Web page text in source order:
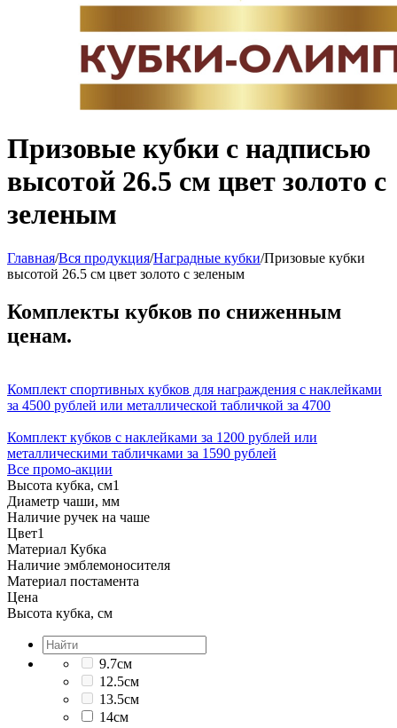
Призовые кубки с надписью
высотой 26.5 см цвет золото с
зеленым
Главная/Вся продукция/Наградные кубки/Призовые кубки
высотой 26.5 см цвет золото с зеленым
Комплекты кубков по сниженным
ценам.
Комплект спортивных кубков для награждения с наклейками
за 4500 рублей или металлической табличкой за 4700
Комплект кубков с наклейками за 1200 рублей или
металлическими табличками за 1590 рублей
Все промо-акции
Высота кубка, см1
Диаметр чаши, мм
Наличие ручек на чаше
Цвет1
Материал Кубка
Наличие эмблемоносителя
Материал постамента
Цена
Высота кубка, см
9.7см
12.5см
13.5см
14см